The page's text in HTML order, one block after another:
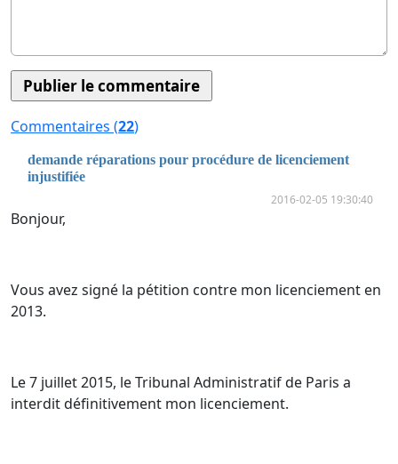
Commentaires (22)
demande réparations pour procédure de licenciement
injustifiée
2016-02-05 19:30:40
Bonjour,
Vous avez signé la pétition contre mon licenciement en
2013.
Le 7 juillet 2015, le Tribunal Administratif de Paris a
interdit définitivement mon licenciement.